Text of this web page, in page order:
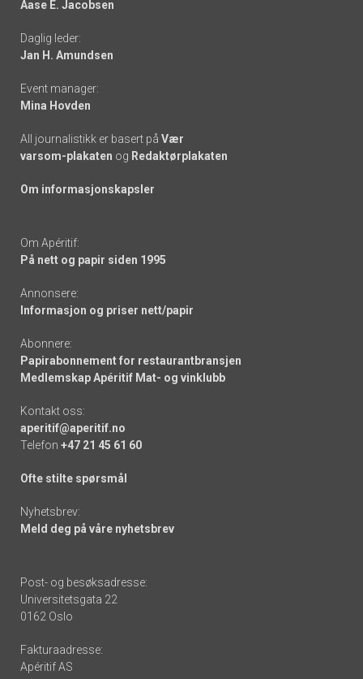
-
links
Aase E. Jacobsen
Daglig leder:
Jan H. Amundsen
Event manager:
Mina Hovden
All journalistikk er basert på Vær
varsom-plakaten og Redaktørplakaten
Om informasjonskapsler
Om Apéritif:
På nett og papir siden 1995
Annonsere:
Informasjon og priser nett/papir
Abonnere:
Papirabonnement for restaurantbransjen
Medlemskap Apéritif Mat- og vinklubb
Kontakt oss:
aperitif@aperitif.no
Telefon +47 21 45 61 60
Ofte stilte spørsmål
Nyhetsbrev:
Meld deg på våre nyhetsbrev
Post- og besøksadresse:
Universitetsgata 22
0162 Oslo
Fakturaadresse:
Apéritif AS